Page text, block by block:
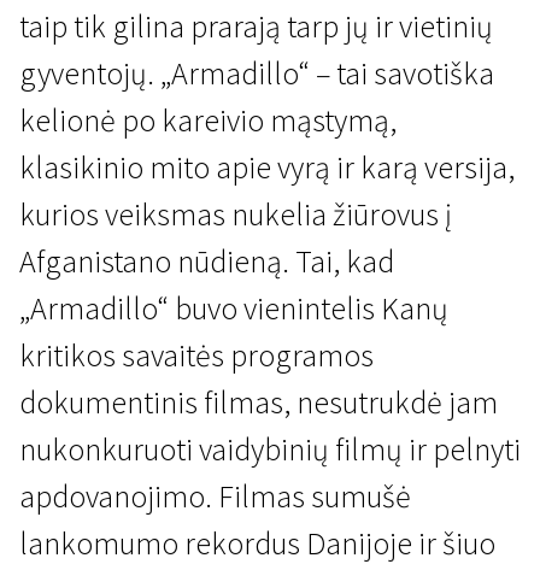
Naujienos iš Šiaurės
Armadillo
1 val. 40 min. | Drama | N/A
taip tik gilina prarają tarp jų ir vietinių
gyventojų. „Armadillo“ – tai savotiška
kelionė po kareivio mąstymą,
klasikinio mito apie vyrą ir karą versija,
kurios veiksmas nukelia žiūrovus į
Afganistano nūdieną. Tai, kad
„Armadillo“ buvo vienintelis Kanų
kritikos savaitės programos
dokumentinis filmas, nesutrukdė jam
nukonkuruoti vaidybinių filmų ir pelnyti
apdovanojimo. Filmas sumušė
lankomumo rekordus Danijoje ir šiuo